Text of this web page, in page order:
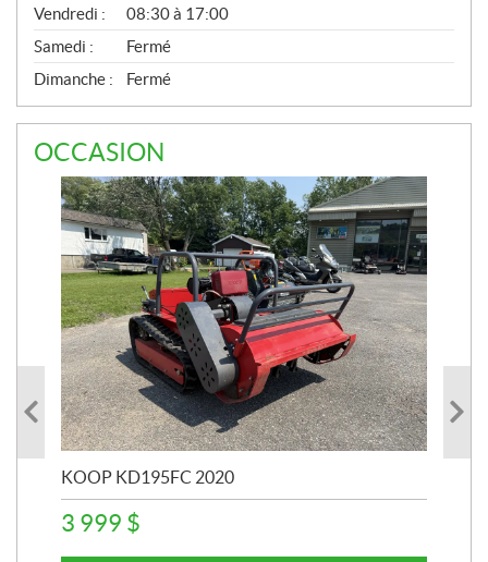
Vendredi :
08:30 à 17:00
Samedi :
Fermé
Dimanche :
Fermé
OCCASION
KOOP KD195FC 2020
3 999 $